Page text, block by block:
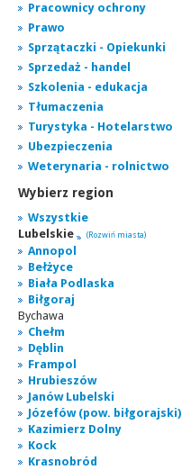
Pracownicy ochrony
Prawo
Sprzątaczki - Opiekunki
Sprzedaż - handel
Szkolenia - edukacja
Tłumaczenia
Turystyka - Hotelarstwo
Ubezpieczenia
Weterynaria - rolnictwo
Wybierz region
Wszystkie
Lubelskie
(Rozwiń miasta)
Annopol
Bełżyce
Biała Podlaska
Biłgoraj
Bychawa
Chełm
Dęblin
Frampol
Hrubieszów
Janów Lubelski
Józefów (pow. biłgorajski)
Kazimierz Dolny
Kock
Krasnobród